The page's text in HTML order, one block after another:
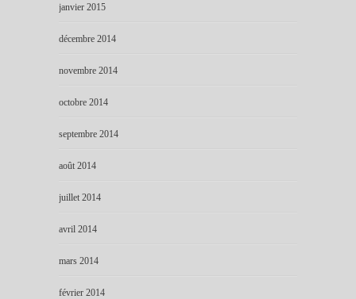
janvier 2015
décembre 2014
novembre 2014
octobre 2014
septembre 2014
août 2014
juillet 2014
avril 2014
mars 2014
février 2014